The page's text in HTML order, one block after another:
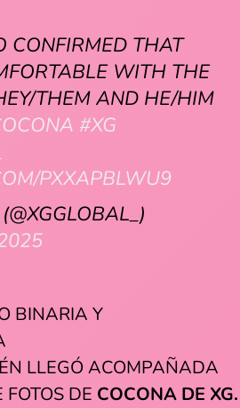
CONFIRMED THAT
WITH THE
THEM AND HE/HIM
#XG
PXXAPBLWU9
BINARIA Y
LLEGÓ ACOMPAÑADA
FOTOS DE COCONA DE XG.